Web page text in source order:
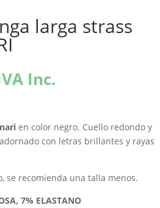
larga strass
Inc.
en color negro. Cuello redondo y
con letras brillantes y rayas
se recomienda una talla menos.
7% ELASTANO